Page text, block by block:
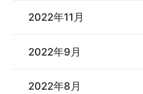
2022年11月
2022年9月
2022年8月